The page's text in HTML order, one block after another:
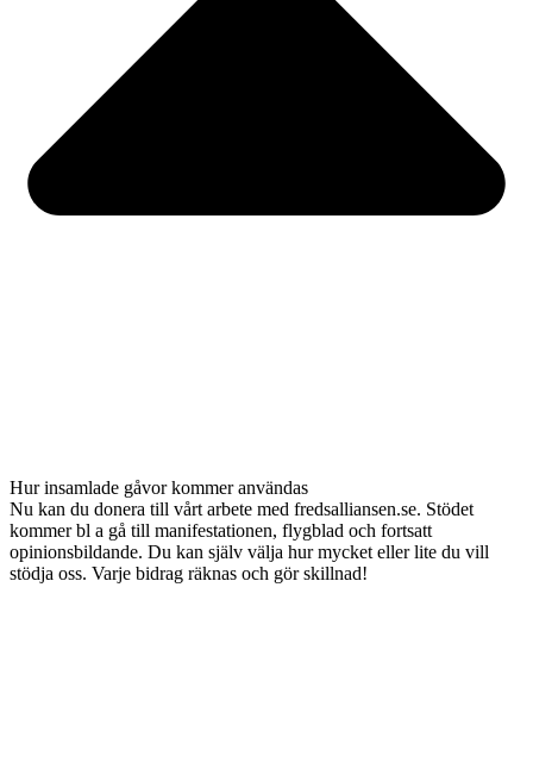
Hur insamlade gåvor kommer användas
Nu kan du donera till vårt arbete med fredsalliansen.se. Stödet
kommer bl a gå till manifestationen, flygblad och fortsatt
opinionsbildande. Du kan själv välja hur mycket eller lite du vill
stödja oss. Varje bidrag räknas och gör skillnad!